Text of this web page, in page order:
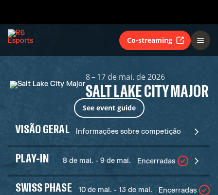
Co-streaming
8 – 17 de mai. de 2026
SALT LAKE CITY MAJOR
See event guide
VISÃO GERAL Informações sobre competição
PLAY-IN 8 de mai. - 9 de mai. Encerradas
SWISS PHASE 10 de mai. - 13 de mai. Encerradas